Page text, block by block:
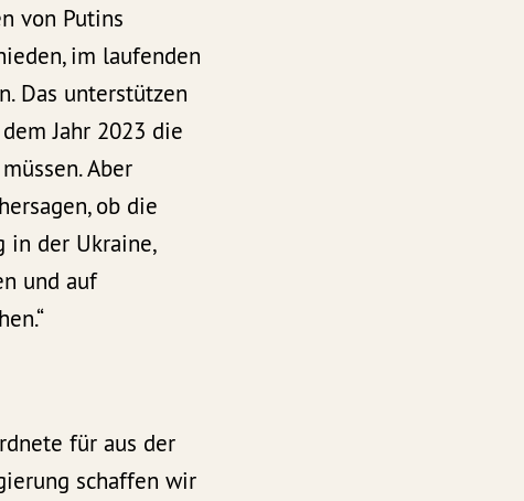
von Putins
im laufenden
Das unterstützen
Jahr 2023 die
Aber
ob die
in der Ukraine,
und auf
für aus der
schaffen wir